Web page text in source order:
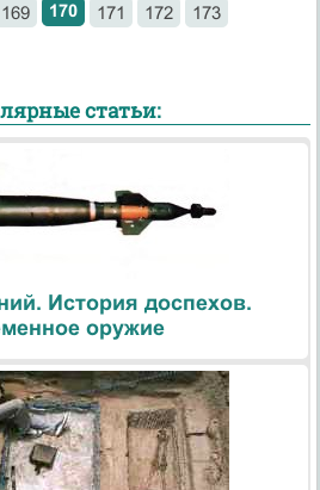
169 170 171 172
173
статьи:
История доспехов.
оружие